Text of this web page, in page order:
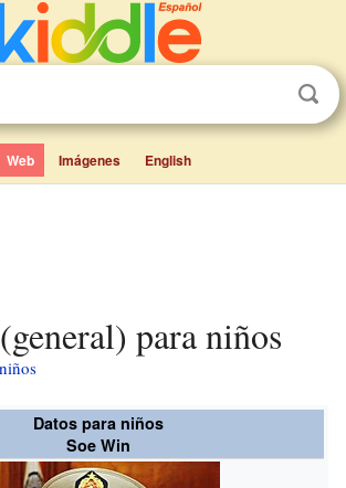
Web Imágenes English
(general) para niños
Datos para niños
Soe Win